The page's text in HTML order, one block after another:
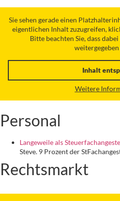
Sie sehen gerade einen
eigentlichen Inhalt zuzugreifen,
Bitte beachten Sie, dass
Inhalt
Weitere
Personal
Langeweile als
Steve. 9 Prozent der
Rechtsmarkt